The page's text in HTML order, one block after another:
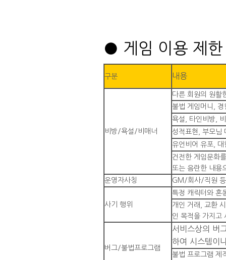
● 게임 이용 제한
구분 내용
비방/욕설/비매너
다른 회원의 원활
불법 게임머니,
욕설, 타인비방,
성적표현, 부모님
유언비어 유포,
건전한 게임문화
또는 음란한 내용
운영자사칭
GM/회사/직원
사기 행위
특정 캐릭터와 혼
개인 거래, 교환
인 목적을 가지고
버그/불법프로그램
서비스상의 버
하여 시스템이
불법 프로그램 제